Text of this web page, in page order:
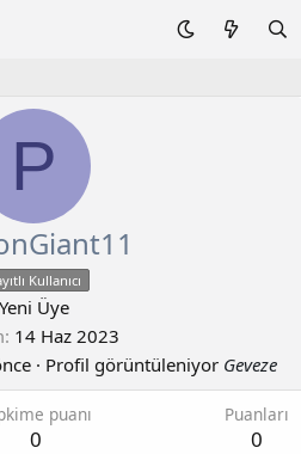
P
Kullanıcı
Yeni Üye
14 Haz 2023
· Profil görüntüleniyor Geveze
puanı
0
Puanları
0